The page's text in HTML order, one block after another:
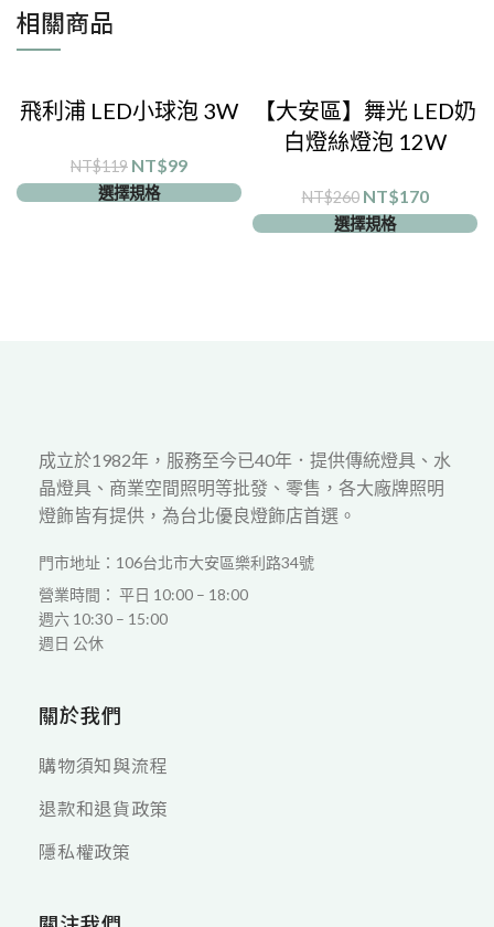
相關商品
飛利浦 LED小球泡 3W
NT$119 NT$99
選擇規格
【大安區】舞光 LED奶
白燈絲燈泡 12W
NT$260 NT$170
選擇規格
成立於1982年，服務至今已40年．提供傳統燈具、水
晶燈具、商業空間照明等批發、零售，各大廠牌照明
燈飾皆有提供，為台北優良燈飾店首選。
門市地址：106台北市大安區樂利路34號
營業時間： 平日 10:00 – 18:00
週六 10:30 – 15:00
週日 公休
關於我們
購物須知與流程
退款和退貨政策
隱私權政策